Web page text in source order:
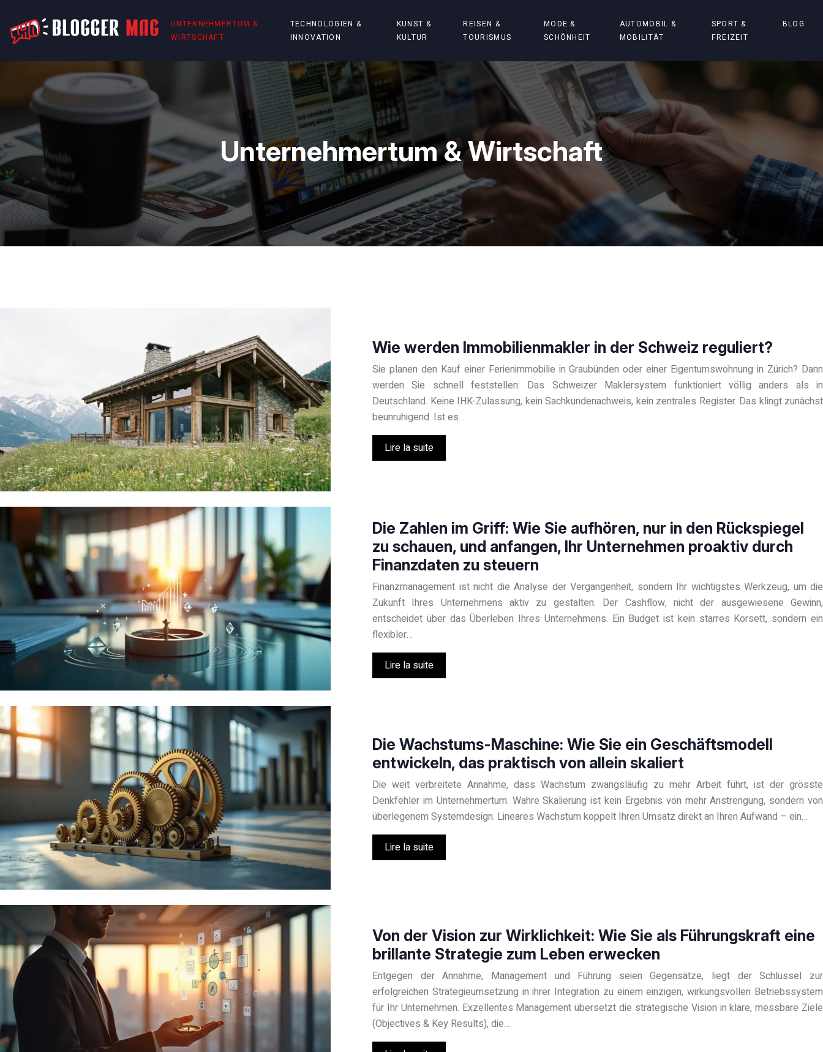
UNTERNEHMERTUM &
WIRTSCHAFT
TECHNOLOGIEN &
INNOVATION
KUNST &
KULTUR
REISEN &
TOURISMUS
MODE &
SCHÖNHEIT
AUTOMOBIL &
MOBILITÄT
SPORT &
FREIZEIT
BLOG
Unternehmertum & Wirtschaft
Wie werden Immobilienmakler in der Schweiz reguliert?
Sie planen den Kauf einer Ferienimmobilie in Graubünden oder einer Eigentumswohnung in Zürich? Dann
werden Sie schnell feststellen: Das Schweizer Maklersystem funktioniert völlig anders als in
Deutschland. Keine IHK-Zulassung, kein Sachkundenachweis, kein zentrales Register. Das klingt zunächst
beunruhigend. Ist es…
Lire la suite
Die Zahlen im Griff: Wie Sie aufhören, nur in den Rückspiegel
zu schauen, und anfangen, Ihr Unternehmen proaktiv durch
Finanzdaten zu steuern
Finanzmanagement ist nicht die Analyse der Vergangenheit, sondern Ihr wichtigstes Werkzeug, um die
Zukunft Ihres Unternehmens aktiv zu gestalten. Der Cashflow, nicht der ausgewiesene Gewinn,
entscheidet über das Überleben Ihres Unternehmens. Ein Budget ist kein starres Korsett, sondern ein
flexibler…
Lire la suite
Die Wachstums-Maschine: Wie Sie ein Geschäftsmodell
entwickeln, das praktisch von allein skaliert
Die weit verbreitete Annahme, dass Wachstum zwangsläufig zu mehr Arbeit führt, ist der grösste
Denkfehler im Unternehmertum. Wahre Skalierung ist kein Ergebnis von mehr Anstrengung, sondern von
überlegenem Systemdesign. Lineares Wachstum koppelt Ihren Umsatz direkt an Ihren Aufwand – ein…
Lire la suite
Von der Vision zur Wirklichkeit: Wie Sie als Führungskraft eine
brillante Strategie zum Leben erwecken
Entgegen der Annahme, Management und Führung seien Gegensätze, liegt der Schlüssel zur
erfolgreichen Strategieumsetzung in ihrer Integration zu einem einzigen, wirkungsvollen Betriebssystem
für Ihr Unternehmen. Exzellentes Management übersetzt die strategische Vision in klare, messbare Ziele
(Objectives & Key Results), die…